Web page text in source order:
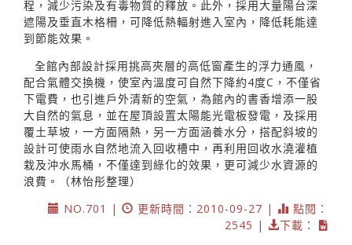
程，減少污染及有毒物質的釋放。此外，採用大量陽台深
遮陽及垂直木格柵，可降低熱輻射進入室內，降低耗能達
到節能效果。
全館內部設計採用挑高夾層的高低窗產生的浮力通風，
配合氣體交換機，使室內溫度可自然下降約4度C，不僅省
下電費，也引進戶外清新的空氣，為館內的書香增添一股
大自然的氣息，並在屋頂設置太陽能光電板發電，及採用
覆土草坡，一方面隔熱，另一方面涵養水分，搭配斜坡的
設計可使雨水自然地流入回收槽中，再利用回收水澆灌植
栽及沖水馬桶，不僅達到綠化的效果，更可減少水資源的
浪費。（林怡彤整理）
NO.701 |
更新時間：2010-09-27 |
點閱：
2545 |
下載：